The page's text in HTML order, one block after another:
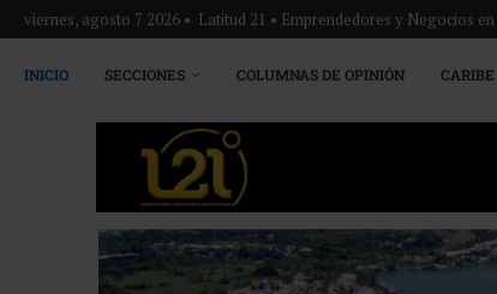
viernes, agosto 7 2026 • Latitud 21 • Emprendedores y Negocios
INICIO SECCIONES COLUMNAS DE OPINIÓN